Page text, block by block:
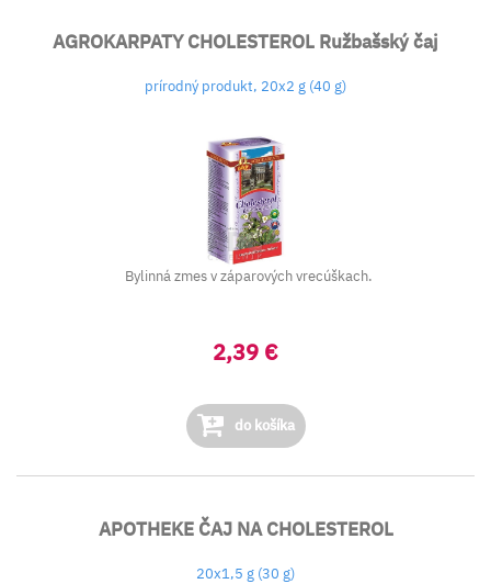
AGROKARPATY CHOLESTEROL Ružbašský čaj
prírodný produkt, 20x2 g (40 g)
Bylinná zmes v záparových vrecúškach.
2,39 €
do košíka
APOTHEKE ČAJ NA CHOLESTEROL
20x1,5 g (30 g)